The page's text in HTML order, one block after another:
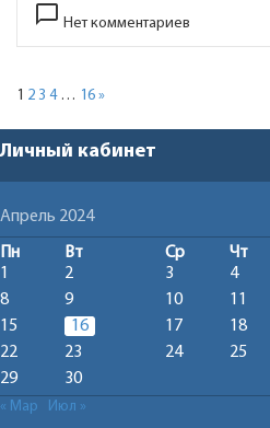
chat_bubble_outline Нет комментариев
1 2 3 4 … 16 »
Личный кабинет
Апрель 2024
Пн Вт Ср Чт
1
2 3 4
8
9 10 11
15
16 17 18
22
23 24 25
29
30
« Мар Июл »